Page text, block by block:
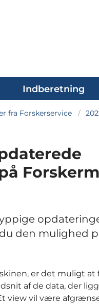
Indberetning
fra Forskerservice
den mulighed
er det muligt at
af de data, der
view vil være